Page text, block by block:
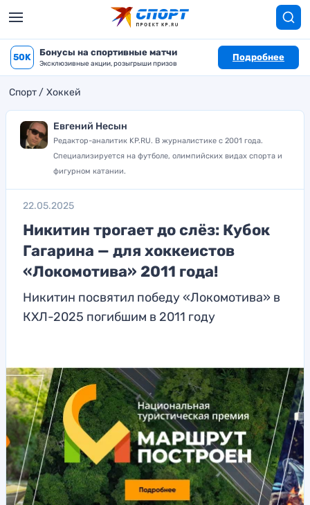
50K Бонусы на спортивные матчи
Эксклюзивные акции, розыгрыши призов
Подробнее
Спорт Хоккей
Евгений Несын
Редактор-аналитик KP.RU. В журналистике с 2001 года.
Специализируется на футболе, олимпийских видах спорта и
фигурном катании.
22.05.2025
Никитин трогает до слёз: Кубок
Гагарина — для хоккеистов
«Локомотива» 2011 года!
Никитин посвятил победу «Локомотива» в
КХЛ-2025 погибшим в 2011 году